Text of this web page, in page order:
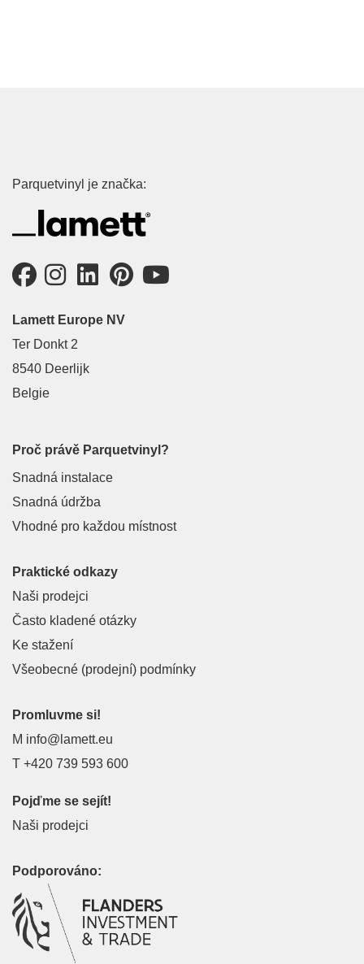
Parquetvinyl je značka:
Lamett Europe NV
Ter Donkt 2
8540 Deerlijk
Belgie
Proč právě Parquetvinyl?
Snadná instalace
Snadná údržba
Vhodné pro každou místnost
Praktické odkazy
Naši prodejci
Často kladené otázky
Ke stažení
Všeobecné (prodejní) podmínky
Promluvme si!
M info@lamett.eu
T +420 739 593 600
Pojďme se sejít!
Naši prodejci
Podporováno: